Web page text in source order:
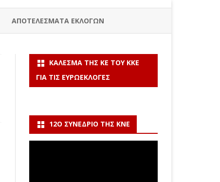
ΑΠΟΤΕΛΕΣΜΑΤΑ ΕΚΛΟΓΩΝ
ΚΆΛΕΣΜΑ ΤΗΣ ΚΕ ΤΟΥ ΚΚΕ
ΓΙΑ ΤΙΣ ΕΥΡΩΕΚΛΟΓΈΣ
12Ο ΣΥΝΈΔΡΙΟ ΤΗΣ ΚΝΕ